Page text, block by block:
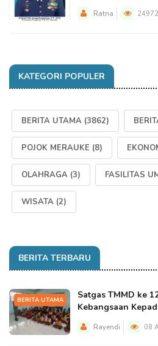
Ratna 24972
KATEGORI POPULER
BERITA UTAMA (3862)
POJOK MERAUKE (8)
OLAHRAGA (3) FASILITAS
WISATA (2)
BERITA TERBARU
BERITA UTAMA
Satgas TMMD ke
Kebangsaan
Rayendi 08